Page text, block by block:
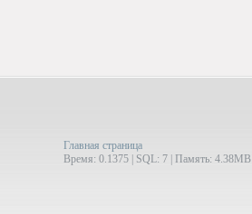
Главная страница
Время: 0.1375 | SQL: 7 | Память: 4.38MB